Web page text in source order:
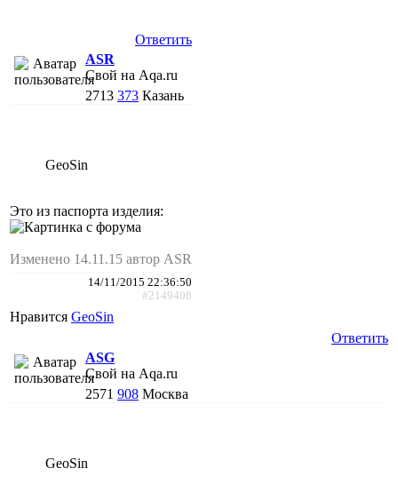
Ответить
ASR
Свой на Aqa.ru
2713 373 Казань
GeoSin
Это из паспорта изделия:
Изменено 14.11.15 автор ASR
14/11/2015 22:36:50
#2149408
Нравится GeoSin
Ответить
АSG
Свой на Aqa.ru
2571 908 Москва
GeoSin